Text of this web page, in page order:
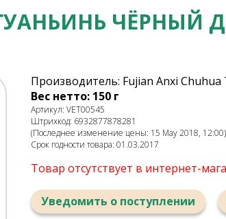
ЧЁРНЫЙ
Производитель: Fujian Anxi Chuhua
Вес нетто: 150 г
Артикул: VET00545
Штрихкод: 6932877878281
(Последнее изменение цены: 15 May 2018, 12:00)
Срок годности товара: 01.03.2017
Товар отсутствует в интернет-
Уведомить о поступлении